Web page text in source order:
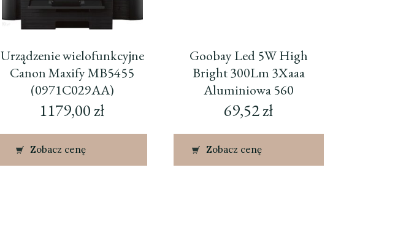
Urządzenie wielofunkcyjne
Canon Maxify MB5455
(0971C029AA)
1179,00zł
Zobacz cenę
Goobay Led 5W High
Bright 300Lm 3Xaaa
Aluminiowa 560
69,52zł
Zobacz cenę